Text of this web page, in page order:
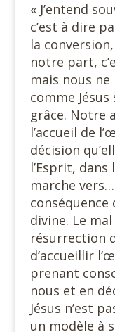
« J’entend
c’est à dire
la
notre part,
mais nous ne
comme Jésus
grâce. Notre
l’accueil de
décision
l’Esprit, dans
marche
divine. Le
résurrection
d’accueillir
prenant
nous et en
Jésus n’est
un modèle à